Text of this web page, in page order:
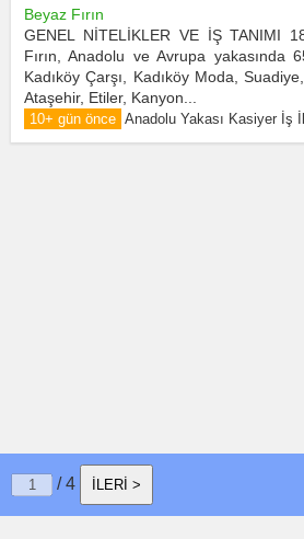
Beyaz Fırın
GENEL NİTELİKLER VE İŞ TANIMI
Fırın, Anadolu ve Avrupa yakasında
Kadıköy Çarşı, Kadıköy Moda,
Ataşehir, Etiler, Kanyon...
10+ gün önce Anadolu Yakası Kasiyer İş
/ 4 İLERİ >